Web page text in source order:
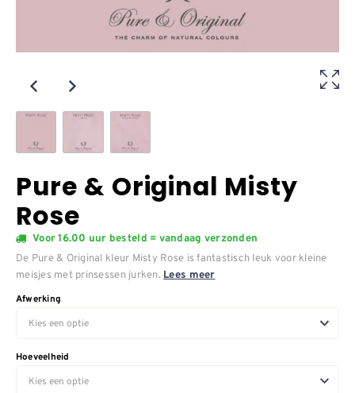
Pure & Original Misty
Rose
Voor 16.00 uur besteld = vandaag verzonden
De Pure & Original kleur Misty Rose is fantastisch leuk voor kleine
meisjes met prinsessen jurken. Lees meer
Afwerking
Hoeveelheid